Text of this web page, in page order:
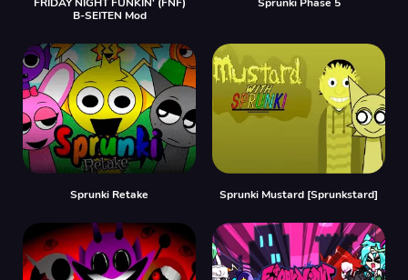
B-SEITEN Mod
Sprunki Retake Sprunki Mustard [Sprunkstard]